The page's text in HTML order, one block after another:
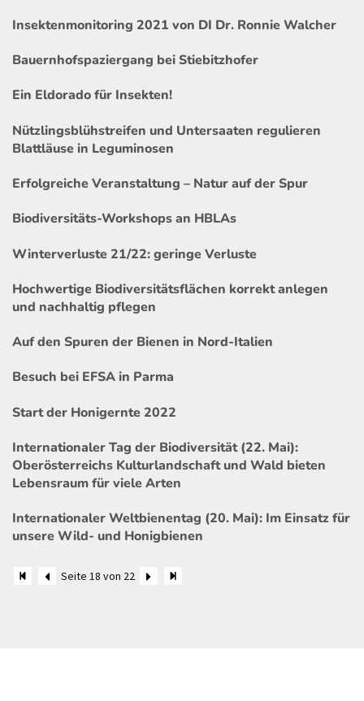
Insektenmonitoring 2021 von DI Dr. Ronnie Walcher
Bauernhofspaziergang bei Stiebitzhofer
Ein Eldorado für Insekten!
Nützlingsblühstreifen und Untersaaten regulieren
Blattläuse in Leguminosen
Erfolgreiche Veranstaltung – Natur auf der Spur
Biodiversitäts-Workshops an HBLAs
Winterverluste 21/22: geringe Verluste
Hochwertige Biodiversitätsflächen korrekt anlegen
und nachhaltig pflegen
Auf den Spuren der Bienen in Nord-Italien
Besuch bei EFSA in Parma
Start der Honigernte 2022
Internationaler Tag der Biodiversität (22. Mai):
Oberösterreichs Kulturlandschaft und Wald bieten
Lebensraum für viele Arten
Internationaler Weltbienentag (20. Mai): Im Einsatz für
unsere Wild- und Honigbienen
Seite 18 von 22